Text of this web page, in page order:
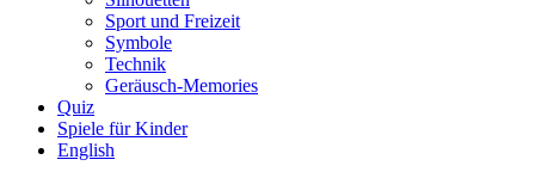
Sport und Freizeit
Symbole
Technik
Geräusch-Memories
Quiz
Spiele für Kinder
English